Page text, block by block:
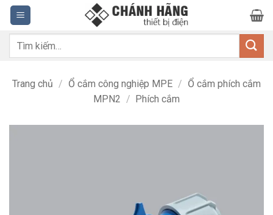
Bỏ
qua
nội
dung
Tìm
Trang chủ / Ổ cắm công nghiệp MPE / Ổ cắm phích cắm
MPN2 / Phích cắm